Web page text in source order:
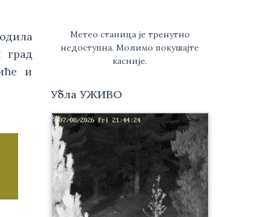
град
и
Метео станица је тренутно
недоступна. Молимо покушајте
касније.
Убла УЖИВО